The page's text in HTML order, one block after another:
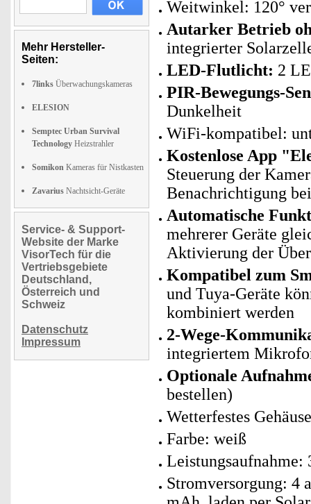
Mehr Hersteller-
Seiten:
7links Überwachungskameras
ELESION
Semptec Urban Survival
Technology Heizstrahler
Somikon Kameras für Nistkasten
Zavarius Nachtsicht-Geräte
Service- & Support-
Website der Marke
VisorTech für die
Vertriebsgebiete
Deutschland,
Österreich und
Schweiz
Datenschutz
Impressum
Weitwinkel: 120°
Autarker Betrieb
integrierter
LED-Flutlicht: 2
PIR-Bewegungs-
Dunkelheit
WiFi-kompatibel:
Kostenlose App
Steuerung der
Benachrichtigung
Automatische
mehrerer Geräte
Aktivierung der
Kompatibel zum
und Tuya-Geräte
kombiniert werden
2-Wege-
integriertem
Optionale
bestellen)
Wetterfestes
Farbe: weiß
Leistungsaufnahme:
Stromversorgung: 4